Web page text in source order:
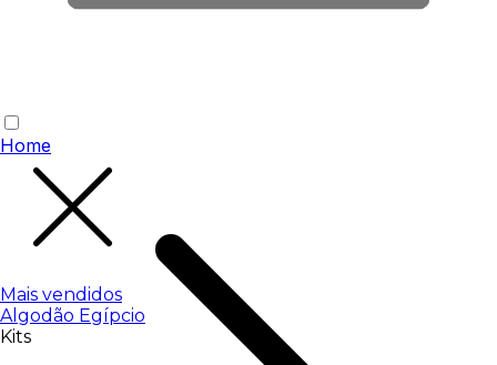
Mais vendidos
Algodão Egípcio
Kits
Home